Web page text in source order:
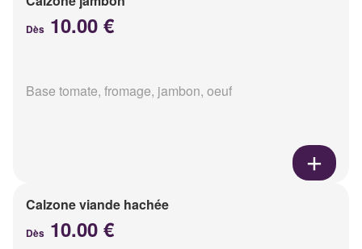
Dès 10.00 €
Base tomate, fromage, jambon, oeuf
Calzone viande hachée
Dès 10.00 €